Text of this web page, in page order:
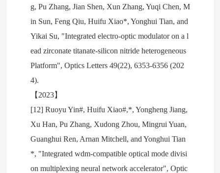
g, Pu Zhang, Jian Shen, Xun Zhang, Yuqi Chen, M
in Sun, Feng Qiu, Huifu Xiao*, Yonghui Tian, and
Yikai Su, "Integrated electro-optic modulator on a l
ead zirconate titanate-silicon nitride heterogeneous
Platform", Optics Letters 49(22), 6353-6356 (202
4).
【2023】
[12] Ruoyu Yin#, Huifu Xiao#,*, Yongheng Jiang,
Xu Han, Pu Zhang, Xudong Zhou, Mingrui Yuan,
Guanghui Ren, Arnan Mitchell, and Yonghui Tian
*, "Integrated wdm-compatible optical mode divisi
on multiplexing neural network accelerator", Optic